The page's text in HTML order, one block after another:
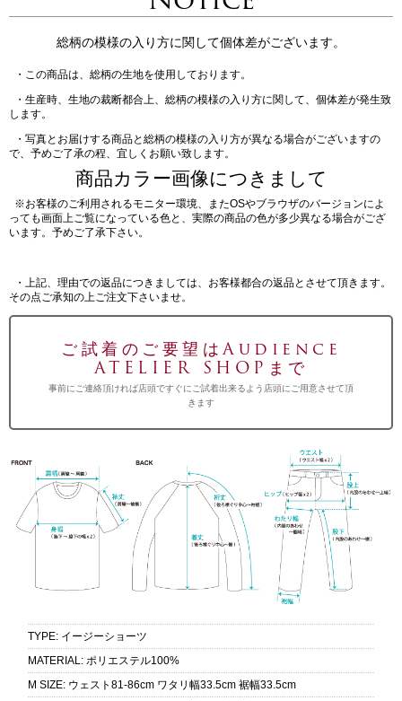
総柄の模様の入り方に関して個体差がございます。
・この商品は、総柄の生地を使用しております。
・生産時、生地の裁断都合上、総柄の模様の入り方に関して、個体差が発生致
します。
・写真とお届けする商品と総柄の模様の入り方が異なる場合がございますの
で、予めご了承の程、宜しくお願い致します。
商品カラー画像につきまして
※お客様のご利用されるモニター環境、またOSやブラウザのバージョンによ
っても画面上ご覧になっている色と、実際の商品の色が多少異なる場合がござ
います。予めご了承下さい。
・上記、理由での返品につきましては、お客様都合の返品とさせて頂きます。
その点ご承知の上ご注文下さいませ。
ご試着のご要望はAudience
ATELIER SHOPまで
事前にご連絡頂ければ店頭ですぐにご試着出来るよう店頭にご用意させて頂
きます
TYPE: イージーショーツ
MATERIAL : ポリエステル100%
M SIZE: ウェスト81-86cm ワタリ幅33.5cm 裾幅33.5cm